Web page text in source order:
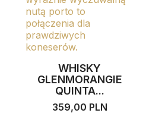
WHISKY
GLENMORANGIE
QUINTA...
359,00 PLN